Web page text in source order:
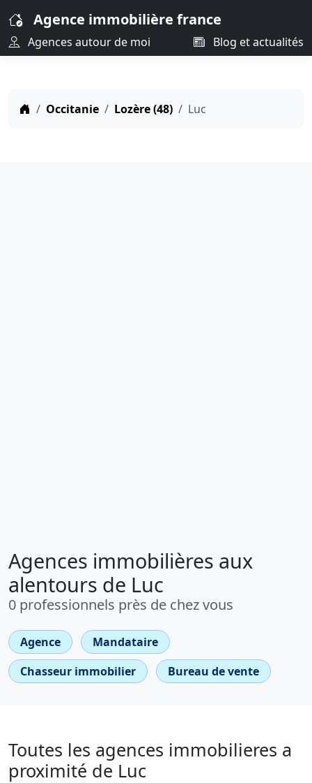
Agence immobilière france
Agences autour de moi Blog et actualités
Occitanie Lozère (48) Luc
Agences immobilières aux
alentours de Luc
0 professionnels près de chez vous
Agence
Mandataire
Chasseur immobilier
Bureau de vente
Toutes les agences immobilieres a
proximité de Luc